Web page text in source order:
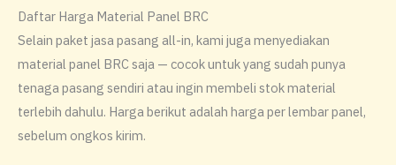
Daftar Harga Material Panel BRC
Selain paket jasa pasang all-in, kami juga menyediakan
material panel BRC saja — cocok untuk yang sudah punya
tenaga pasang sendiri atau ingin membeli stok material
terlebih dahulu. Harga berikut adalah harga per lembar panel,
sebelum ongkos kirim.